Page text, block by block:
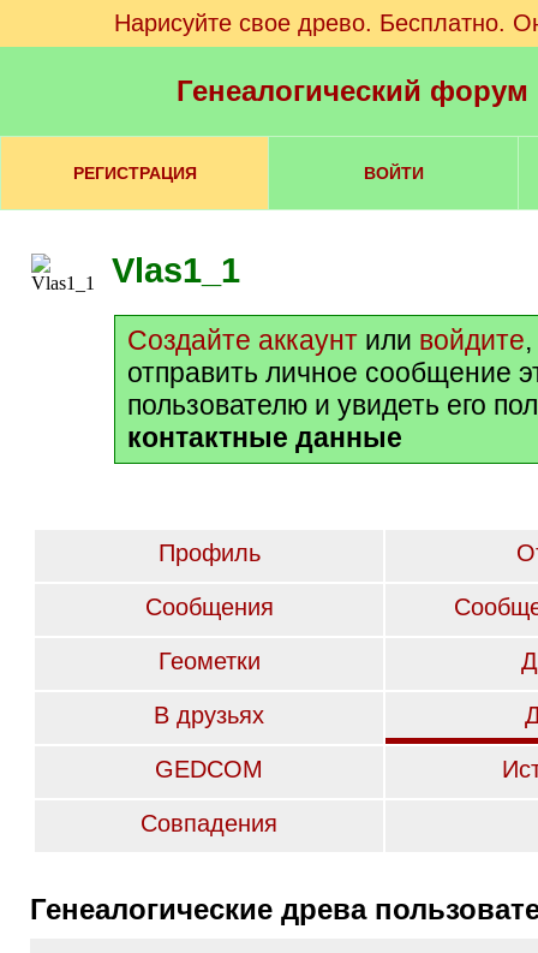
Нарисуйте свое древо. Бесплатно.
Генеалогический
РЕГИСТРАЦИЯ ВОЙТИ
Vlas1_1
Создайте аккаунт или войдите
отправить личное сообщение
пользователю и увидеть его
контактные данные
Профиль
Сообщения
Геометки
В друзьях
GEDCOM
Совпадения
Генеалогические древа